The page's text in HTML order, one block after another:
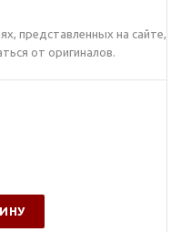
представленных на сайте,
от оригиналов.